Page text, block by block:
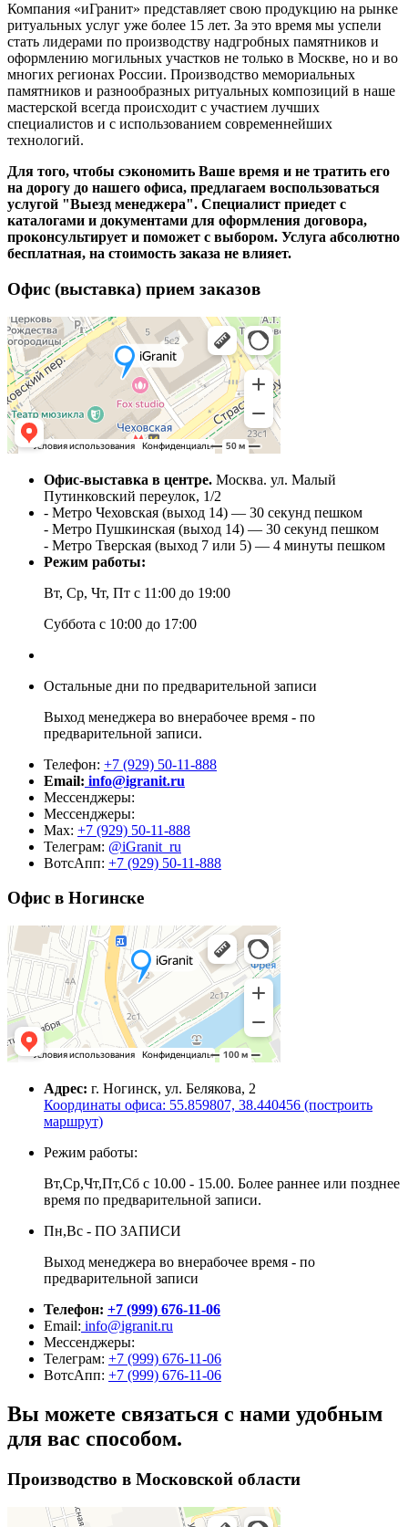
Компания «иГранит» представляет свою продукцию на рынке
ритуальных услуг уже более 15 лет. За это время мы успели
стать лидерами по производству надгробных памятников и
оформлению могильных участков не только в Москве, но и во
многих регионах России. Производство мемориальных
памятников и разнообразных ритуальных композиций в наше
мастерской всегда происходит с участием лучших
специалистов и с использованием современнейших
технологий.
Для того, чтобы сэкономить Ваше время и не тратить его
на дорогу до нашего офиса, предлагаем воспользоваться
услугой "Выезд менеджера". Специалист приедет с
каталогами и документами для оформления договора,
проконсультирует и поможет с выбором. Услуга абсолютно
бесплатная, на стоимость заказа не влияет.
Офис (выставка) прием заказов
Офис-выставка в центре. Москва. ул. Малый
Путинковский переулок, 1/2
- Метро Чеховская (выход 14) — 30 секунд пешком
- Метро Пушкинская (выход 14) — 30 секунд пешком
- Метро Тверская (выход 7 или 5) — 4 минуты пешком
Режим работы:
Вт, Ср, Чт, Пт с 11:00 до 19:00
Cуббота с 10:00 до 17:00
Остальные дни по предварительной записи
Выход менеджера во внерабочее время - по
предварительной записи.
Телефон: +7 (929) 50-11-888
Email: info@igranit.ru
Мессенджеры:
Мессенджеры:
Мах: +7 (929) 50-11-888
Телеграм: @iGranit_ru
ВотсАпп: +7 (929) 50-11-888
Офис в Ногинске
Адрес: г. Ногинск, ул. Белякова, 2
Координаты офиса: 55.859807, 38.440456 (построить
маршрут)
Режим работы:
Вт,Ср,Чт,Пт,Сб с 10.00 - 15.00. Более раннее или позднее
время по предварительной записи.
Пн,Вс - ПО ЗАПИСИ
Выход менеджера во внерабочее время - по
предварительной записи
Телефон: +7 (999) 676-11-06
Email: info@igranit.ru
Мессенджеры:
Телеграм: +7 (999) 676-11-06
ВотсАпп: +7 (999) 676-11-06
Вы можете связаться с нами удобным
для вас способом.
Производство в Московской области